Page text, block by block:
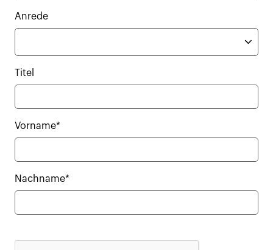
Anrede
Titel
Vorname*
Nachname*